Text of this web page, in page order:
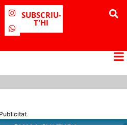
SUBSCRIU-
T'HI
Publicitat